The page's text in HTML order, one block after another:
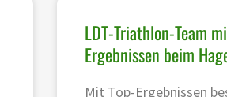
LDT-Triathlon-Team
Ergebnissen beim
Mit Top-Ergebnissen